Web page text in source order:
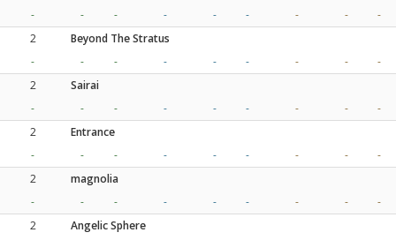
-
- - - - - - -
-
2
Beyond The Stratus
-
- - - - - - -
-
2
Sairai
-
- - - - - - -
-
2
Entrance
-
- - - - - - -
-
2
magnolia
-
- - - - - - -
-
2
Angelic Sphere